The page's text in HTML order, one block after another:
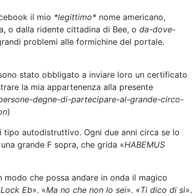
il mio *legittimo*nome americano,
o dalla ridente cittadina di Bee, o da-dove-
problemi alle formichine del portale.
stato obbligato a inviare loro un certificato
la mia appartenenza alla presente
degne-di-partecipare-al-grande-circo-
)
autodistruttivo. Ogni due anni circa se lo
grande F sopra, che grida «HABEMUS
che possa andare in onda il magico
Eb». «Ma no che non lo sei». «Ti dico di sì».